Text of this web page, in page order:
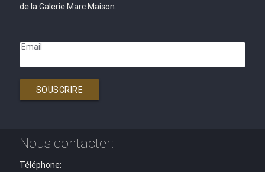
de la Galerie Marc Maison.
Email
SOUSCRIRE
Nous contacter:
Téléphone: